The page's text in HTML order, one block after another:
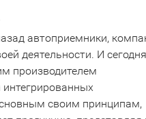
автоприемники,
деятельности. И сегодня
производителем
своим принципам,